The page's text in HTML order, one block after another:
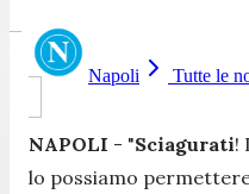
Napoli Tutte le
NAPOLI - "Sciagurati!
lo possiamo